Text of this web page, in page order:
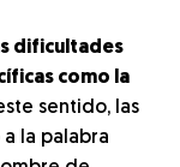
dificultades
como la
sentido, las
la palabra